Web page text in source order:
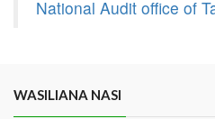
National Audit office of
WASILIANA NASI